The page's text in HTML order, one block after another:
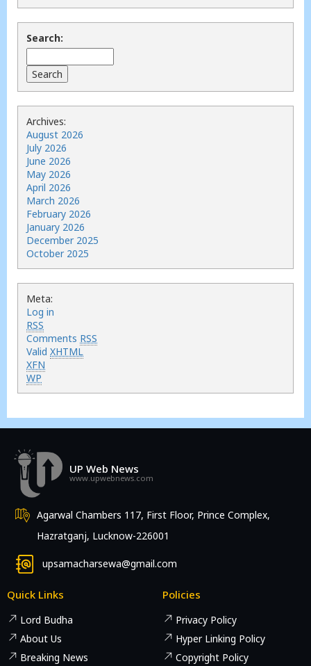
Search:
Archives:
August 2026
July 2026
June 2026
May 2026
April 2026
March 2026
February 2026
January 2026
December 2025
October 2025
Meta:
Log in
RSS
Comments RSS
Valid XHTML
XFN
WP
UP Web News
www.upwebnews.com
Agarwal Chambers 117, First Floor, Prince Complex,
Hazratganj, Lucknow-226001
upsamacharsewa@gmail.com
Quick Links
Lord Budha
About Us
Breaking News
Policies
Privacy Policy
Hyper Linking Policy
Copyright Policy